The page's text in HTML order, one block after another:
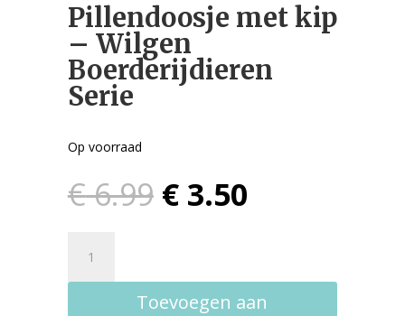
Pillendoosje met kip
– Wilgen
Boerderijdieren
Serie
Op voorraad
€6.99 Oorspronkelijke
prijs
€3.50Huidige
prijs
kip
Toevoegen aan